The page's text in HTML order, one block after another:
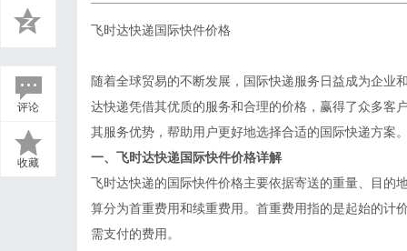
评论
收藏
飞时达快递国际快件价格
随着全球贸易的不断发展，国际快递服务日益成为企业
达快递凭借其优质的服务和合理的价格，赢得了众多客
其服务优势，帮助用户更好地选择合适的国际快递方案
一、飞时达快递国际快件价格详解
飞时达快递的国际快件价格主要依据寄送的重量、目的
算分为首重费用和续重费用。首重费用指的是起始的计
需支付的费用。